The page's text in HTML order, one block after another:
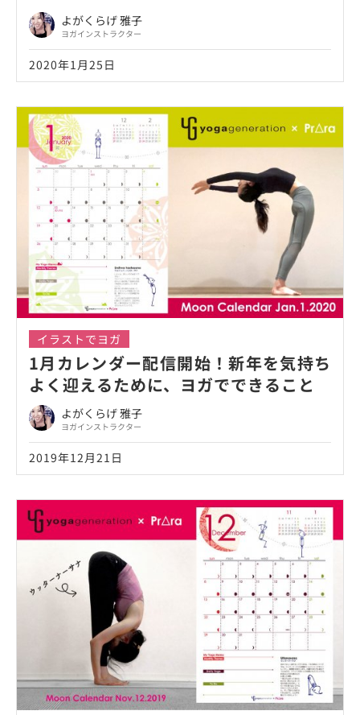
よがくらげ 雅子
ヨガインストラクター
2020年1月25日
イラストでヨガ
1月カレンダー配信開始！新年を気持ち
よく迎えるために、ヨガでできること
よがくらげ 雅子
ヨガインストラクター
2019年12月21日